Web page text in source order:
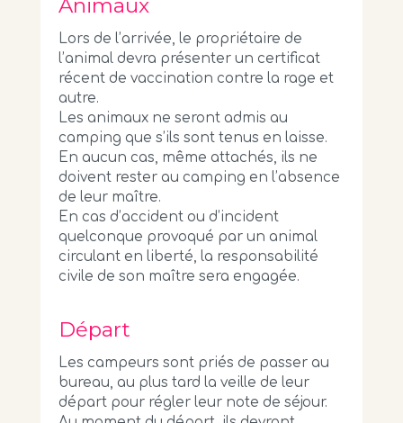
Animaux
Lors de l’arrivée, le propriétaire de
l’animal devra présenter un certificat
récent de vaccination contre la rage et
autre.
Les animaux ne seront admis au
camping que s’ils sont tenus en laisse.
En aucun cas, même attachés, ils ne
doivent rester au camping en l’absence
de leur maître.
En cas d’accident ou d’incident
quelconque provoqué par un animal
circulant en liberté, la responsabilité
civile de son maître sera engagée.
Départ
Les campeurs sont priés de passer au
bureau, au plus tard la veille de leur
départ pour régler leur note de séjour.